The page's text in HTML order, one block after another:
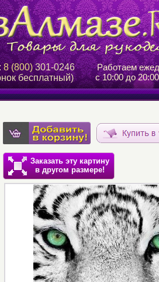
8 (800)301-0246
бесплатный)
Работаем
с 10:00 до
Заказать эту картину
в другом размере!